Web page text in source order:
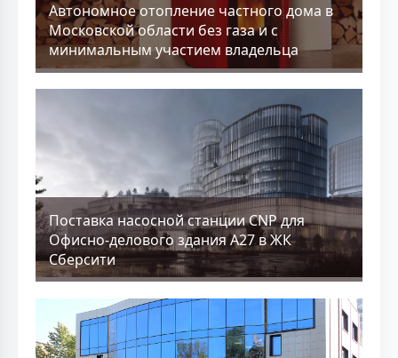
Aвтономное отопление частного дома в
Московской области без газа и с
минимальным участием владельца
Поставка насосной станции CNP для
Офисно-делового здания А27 в ЖК
Сберсити